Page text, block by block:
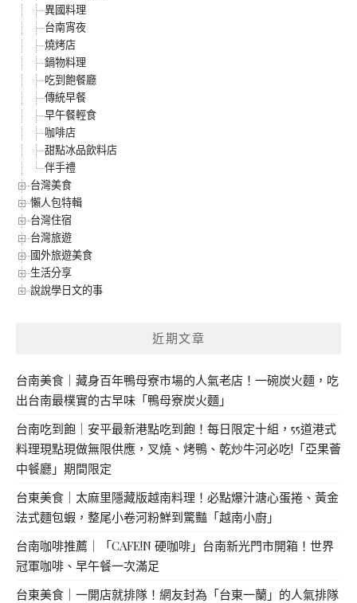
異國料理
台南宵夜
燒烤店
鍋物料理
吃到飽餐廳
傳統早餐
早午餐輕食
咖啡店
甜點冰品飲料店
伴手禮
台灣美食
懶人包特輯
台灣住宿
台灣旅遊
國外旅遊美食
生活分享
說說學日文的事
近期文章
台南美食｜藏身百年鴨母寮市場的人氣老店！一碗炭火麵，吃
出台南最樸實的古早味「鴨母寮炭火麵」
台南吃到飽｜安平最新港點吃到飽！每日限定十組，55道港式
料理現點現做無限供應，叉燒、烤鴨、乾炒牛河必吃!「亞果薈
中餐廳」期間限定
台東美食｜太麻里隱藏版越南料理！必點爆汁溏心蛋捲、黃金
法式麵包蝦，整尾小卷河粉鮮到驚豔「越南小廚」
台南咖啡推薦｜「CAFE!N 硬咖啡」台南新光門市開箱！世界
冠軍咖啡、早午餐一次滿足
台東美食｜一開店就排隊！網友封為「台東一蘭」的人氣排隊